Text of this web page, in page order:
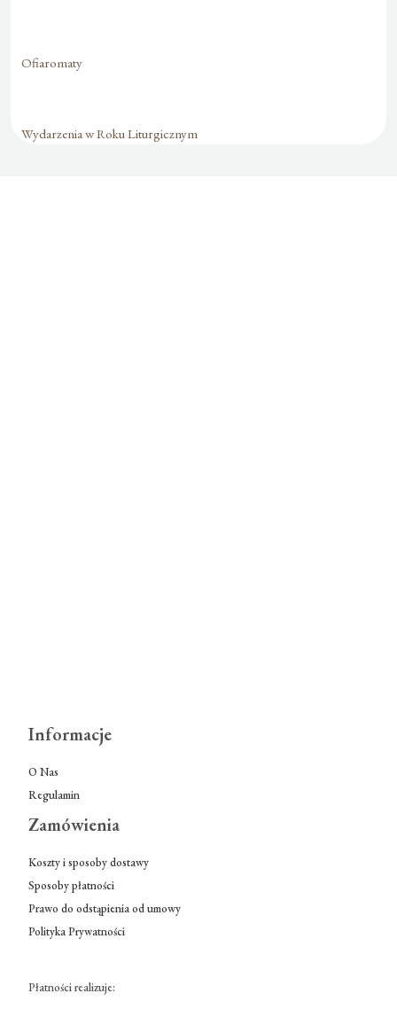
Ofiaromaty
Wydarzenia w Roku Liturgicznym
Informacje
O Nas
Regulamin
Zamówienia
Koszty i sposoby dostawy
Sposoby płatności
Prawo do odstąpienia od umowy
Polityka Prywatności
Płatności realizuje: